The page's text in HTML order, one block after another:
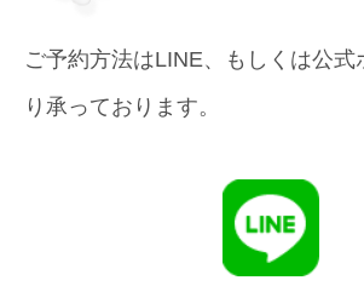
ご予約方法はLINE、もしくは公式
り承っております。